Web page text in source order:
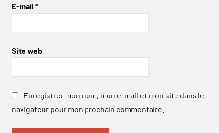
E-mail *
Site web
Enregistrer mon nom, mon e-mail et mon site dans le
navigateur pour mon prochain commentaire.